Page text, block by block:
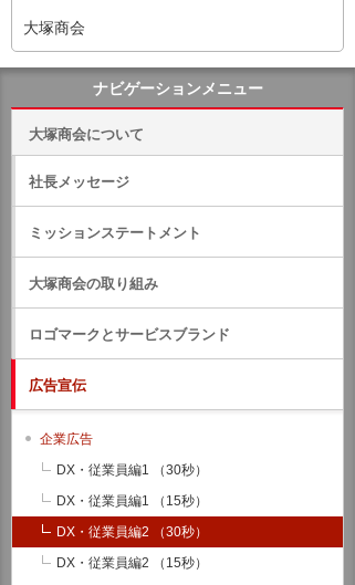
大塚商会
ナビゲーションメニュー
大塚商会について
社長メッセージ
ミッションステートメント
大塚商会の取り組み
ロゴマークとサービスブランド
広告宣伝
企業広告
DX・従業員編1 （30秒）
DX・従業員編1 （15秒）
DX・従業員編2 （30秒）
DX・従業員編2 （15秒）